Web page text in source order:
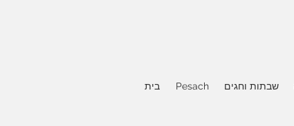
בית Pesach שבתות וחגים